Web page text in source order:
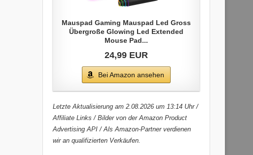
Mauspad Gaming Mauspad Led Gross
Übergroße Glowing Led Extended
Mouse Pad...
24,99 EUR
Bei Amazon ansehen
Letzte Aktualisierung am 2.08.2026 um 13:14 Uhr /
Affiliate Links / Bilder von der Amazon Product
Advertising API / Als Amazon-Partner verdienen
wir an qualifizierten Verkäufen.